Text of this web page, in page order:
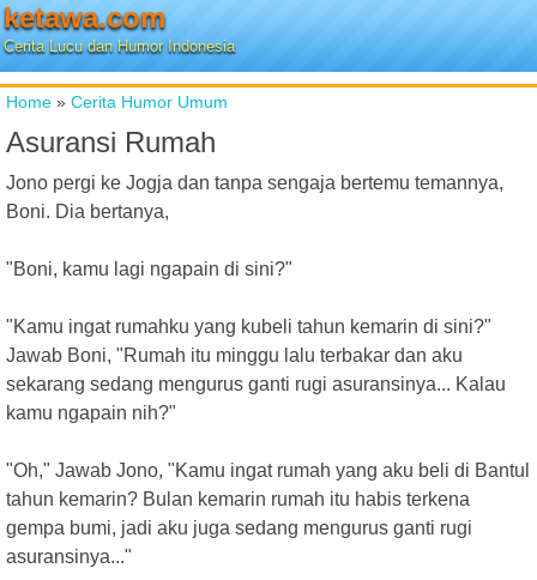
ketawa.com
Cerita Lucu dan Humor Indonesia
Home » Cerita Humor Umum
Asuransi Rumah
Jono pergi ke Jogja dan tanpa sengaja bertemu temannya,
Boni. Dia bertanya,
"Boni, kamu lagi ngapain di sini?"
"Kamu ingat rumahku yang kubeli tahun kemarin di sini?"
Jawab Boni, "Rumah itu minggu lalu terbakar dan aku
sekarang sedang mengurus ganti rugi asuransinya... Kalau
kamu ngapain nih?"
"Oh," Jawab Jono, "Kamu ingat rumah yang aku beli di Bantul
tahun kemarin? Bulan kemarin rumah itu habis terkena
gempa bumi, jadi aku juga sedang mengurus ganti rugi
asuransinya..."